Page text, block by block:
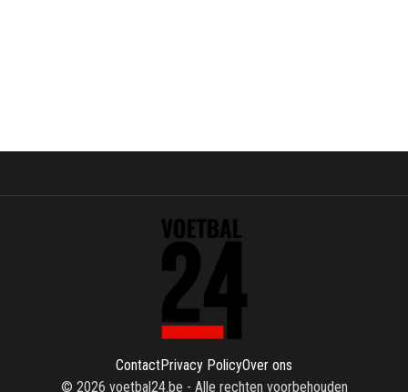
ContactPrivacy PolicyOver ons
© 2026 voetbal24.be - Alle rechten voorbehouden